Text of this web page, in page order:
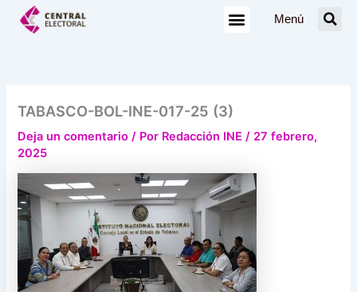
Menú
TABASCO-BOL-INE-017-25 (3)
Deja un comentario / Por Redacción INE/ 27 febrero,
2025